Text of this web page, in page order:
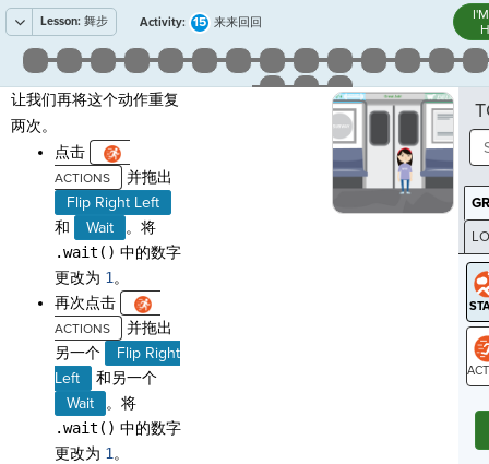
Lesson: 舞步 Activity: 15 来来回回
让我们再将这个动作重复
两次。
点击
并拖出
Flip Right Left
和
Wait 。将
.wait() 中的数字
更改为 1。
再次点击
并拖出
另一个
Flip Right
Left
和另一个
Wait
。将
.wait() 中的数字
更改为 1。